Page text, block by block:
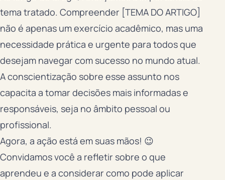
tema tratado. Compreender [TEMA DO ARTIGO]
não é apenas um exercício acadêmico, mas uma
necessidade prática e urgente para todos que
desejam navegar com sucesso no mundo atual.
A conscientização sobre esse assunto nos
capacita a tomar decisões mais informadas e
responsáveis, seja no âmbito pessoal ou
profissional.
Agora, a ação está em suas mãos! 😉
Convidamos você a refletir sobre o que
aprendeu e a considerar como pode aplicar